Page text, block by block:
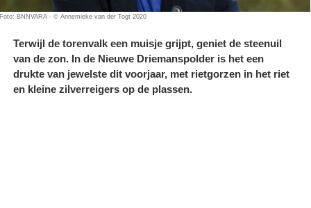
Foto: BNNVARA - © Annemieke van der Togt 2020
Terwijl de torenvalk een muisje grijpt, geniet de steenuil
van de zon. In de Nieuwe Driemanspolder is het een
drukte van jewelste dit voorjaar, met rietgorzen in het riet
en kleine zilverreigers op de plassen.